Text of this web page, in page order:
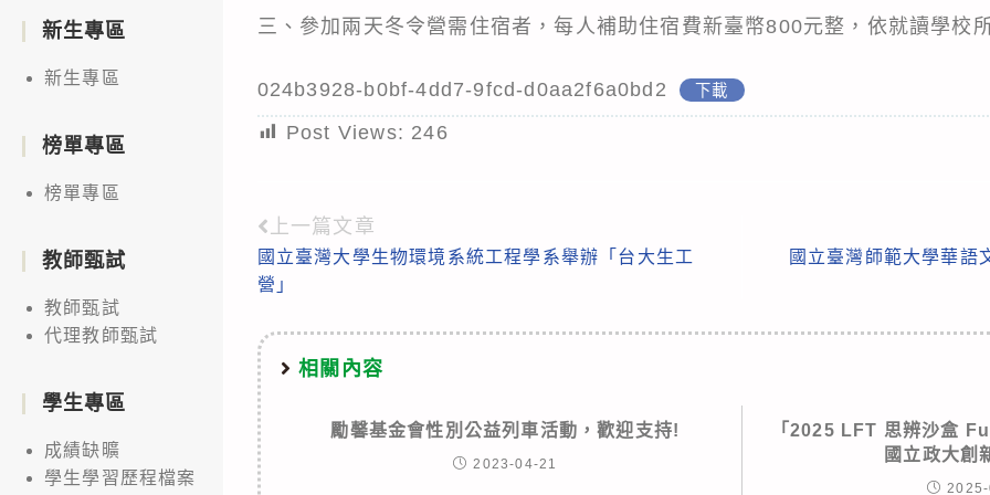
三、參加兩天冬令營需住宿者，每人補助住宿費新臺幣800元整，依就讀學校
024b3928-b0bf-4dd7-9fcd-d0aa2f6a0bd2 下載
Post Views: 246
Read
more
上一篇文章
國立臺灣大學生物環境系統工程學系舉辦「台大生工
營」
國立臺灣師範大學華語
相關內容
勵馨基金會性別公益列車活動，歡迎支持!
2023-04-21
「2025 LFT 思辨沙盒
國立政大創
新生專區
新生專區
榜單專區
榜單專區
教師甄試
教師甄試
代理教師甄試
學生專區
成績缺曠
學生學習歷程檔案